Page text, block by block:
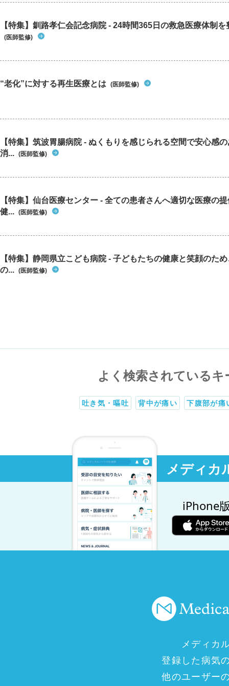
【特集】釧路孝仁会記念病院 - 24時間365日の救急医療体制
(医師監修)
“老化”に対する再生医療とは (医師監修)
【特集】筑波胃腸病院 - ぬくもりを感じられる空間で安心感
消... (医師監修)
【特集】仙台医療センター - 全ての患者さんへ適切な医療の
健... (医師監修)
【特集】静岡県立こども病院 - 子どもたちの健康と笑顔のた
の... (医師監修)
よく検索されているキ
吐き気・嘔吐 背中が痛い 下腹部が痛
メディカ
iPhone
メディカ
登録した病気
他のユーザー